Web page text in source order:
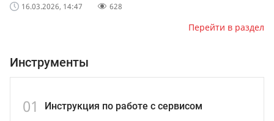
16.03.2026, 14:47 628
Перейти в раздел
Инструменты
01 Инструкция по работе с сервисом